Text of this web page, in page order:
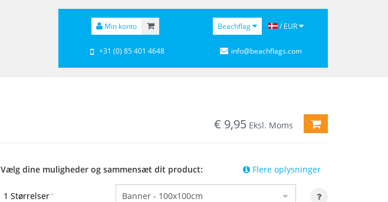
Min konto Beachflag / EUR
+31 (0) 85 401 4648 info@beachflags.com
€ 9,95 Eksl. Moms LÆG I
Flere oplysninger
Vælg dine muligheder og sammensæt dit product:
1 Størrelser*